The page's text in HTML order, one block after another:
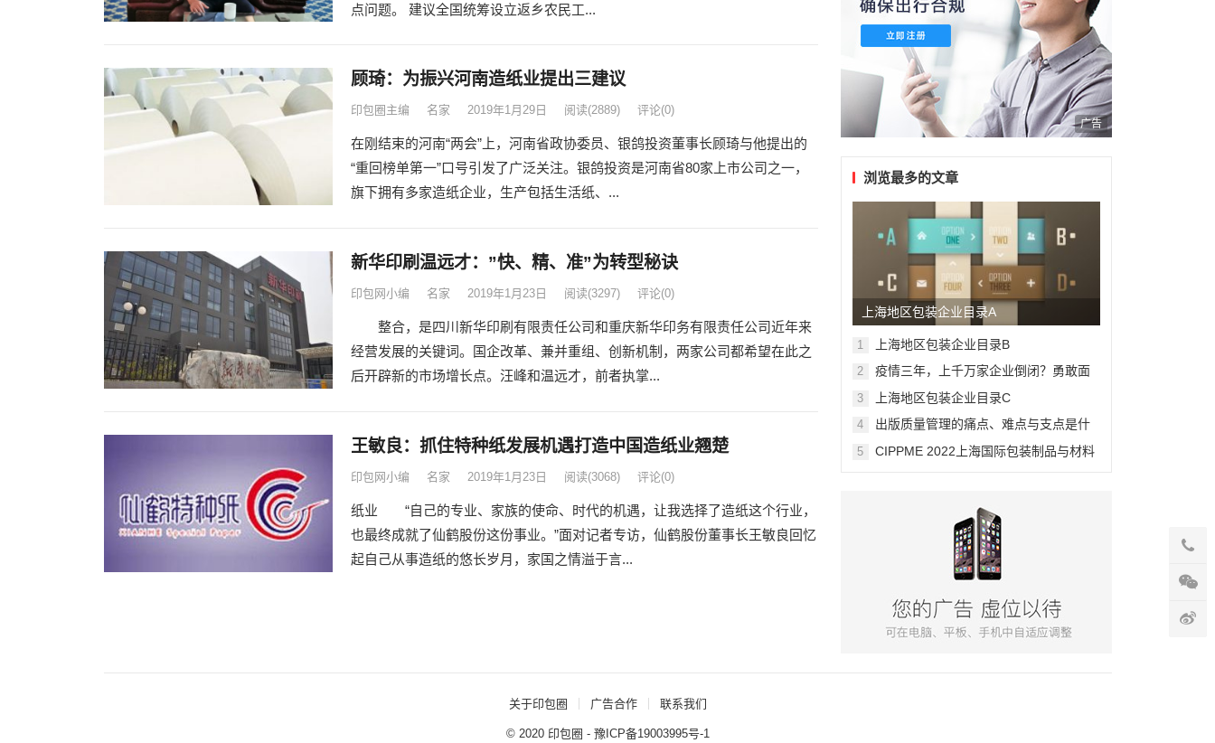
点问题。 建议全国统筹设立返乡农民工...
顾琦：为振兴河南造纸业提出三建议
印包圈主编 名家 2019年1月29日 阅读(2889) 评论(0)
在刚结束的河南“两会”上，河南省政协委员、银鸽投资董事长顾琦与他提出的
“重回榜单第一”口号引发了广泛关注。银鸽投资是河南省80家上市公司之一，
旗下拥有多家造纸企业，生产包括生活纸、...
新华印刷温远才：”快、精、准”为转型秘诀
印包网小编 名家 2019年1月23日 阅读(3297) 评论(0)
整合，是四川新华印刷有限责任公司和重庆新华印务有限责任公司近年来
经营发展的关键词。国企改革、兼并重组、创新机制，两家公司都希望在此之
后开辟新的市场增长点。汪峰和温远才，前者执掌...
王敏良：抓住特种纸发展机遇打造中国造纸业翘楚
印包网小编 名家 2019年1月23日 阅读(3068) 评论(0)
纸业 “自己的专业、家族的使命、时代的机遇，让我选择了造纸这个行业，
也最终成就了仙鹤股份这份事业。”面对记者专访，仙鹤股份董事长王敏良回忆
起自己从事造纸的悠长岁月，家国之情溢于言...
广告
浏览最多的文章
上海地区包装企业目录A
1 上海地区包装企业目录B
2
疫情三年，上千万家企业倒闭？勇敢面
3 上海地区包装企业目录C
4
出版质量管理的痛点、难点与支点是什
5
CIPPME 2022上海国际包装制品与材料
关于印包圈 广告合作 联系我们
© 2020 印包圈 - 豫ICP备19003995号-1